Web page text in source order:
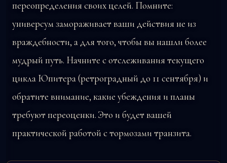
переопределения своих целей. Помните:
универсум замораживает ваши действия не из
враждебности, а для того, чтобы вы нашли более
мудрый путь. Начните с отслеживания текущего
цикла Юпитера (ретроградный до 11 сентября) и
обратите внимание, какие убеждения и планы
требуют переоценки. Это и будет вашей
практической работой с тормозами транзита.